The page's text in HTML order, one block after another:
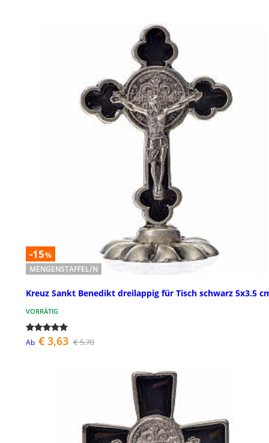
-15%
MENGENSTAFFEL/N
Kreuz Sankt Benedikt dreilappig für Tisch schwarz 5x3.5
VORRÄTIG
Ab € 3,63 € 5,70